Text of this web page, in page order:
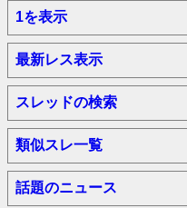
1を表示
最新レス表示
スレッドの検索
類似スレ一覧
話題のニュース